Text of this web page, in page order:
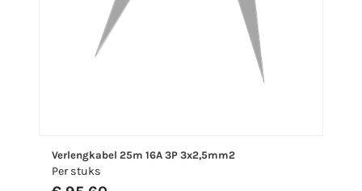
Verlengkabel 25m 16A 3P 3x2,5mm2
Per stuks